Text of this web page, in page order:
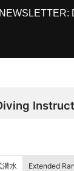
潜水 Extended